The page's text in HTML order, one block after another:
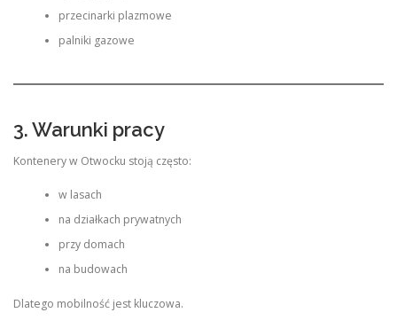
przecinarki plazmowe
palniki gazowe
3. Warunki pracy
Kontenery w Otwocku stoją często:
w lasach
na działkach prywatnych
przy domach
na budowach
Dlatego mobilność jest kluczowa.